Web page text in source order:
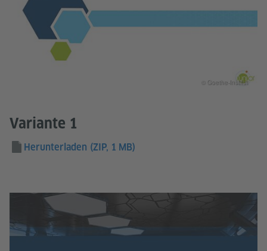
Variante 1
Herunterladen (ZIP, 1 MB)
© Goethe-Institut